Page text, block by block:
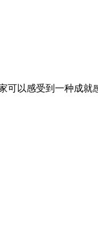
以感受到一种成